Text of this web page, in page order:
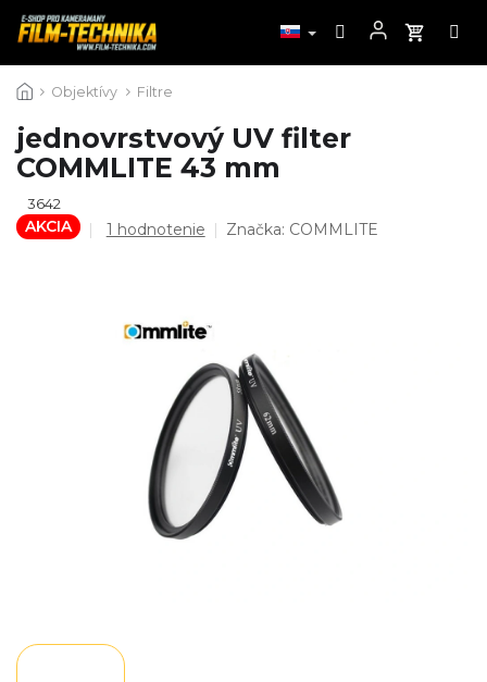
na
Objektívy Filtre
jednovrstvový UV filter
COMMLITE 43 mm
3642
AKCIA
Priemerné
hviezdičiek.
1 hodnotenie Značka: COMMLITE